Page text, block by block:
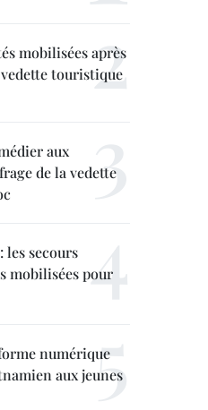
mobilisées après
touristique
aux
de la vedette
les secours
mobilisées pour
numérique
aux jeunes